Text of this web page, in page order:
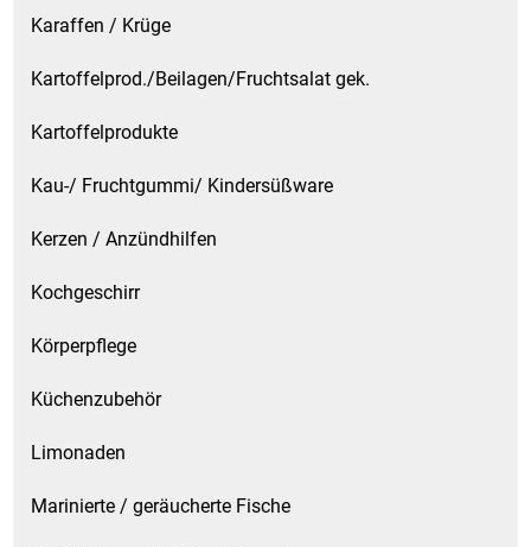
Karaffen / Krüge
Kartoffelprod./Beilagen/Fruchtsalat gek.
Kartoffelprodukte
Kau-/ Fruchtgummi/ Kindersüßware
Kerzen / Anzündhilfen
Kochgeschirr
Körperpflege
Küchenzubehör
Limonaden
Marinierte / geräucherte Fische